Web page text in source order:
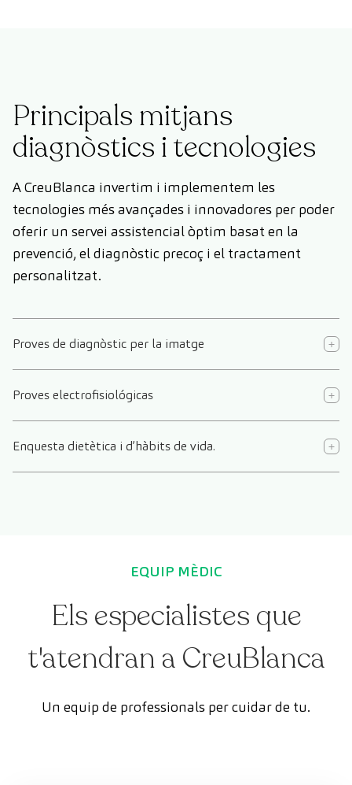
Principals mitjans
diagnòstics i tecnologies
A CreuBlanca invertim i implementem les
tecnologies més avançades i innovadores per poder
oferir un servei assistencial òptim basat en la
prevenció, el diagnòstic precoç i el tractament
personalitzat.
Proves de diagnòstic per la imatge
Proves electrofisiológicas
Enquesta dietètica i d’hàbits de vida.
EQUIP MÈDIC
Els especialistes que
t'atendran a CreuBlanca
Un equip de professionals per cuidar de tu.